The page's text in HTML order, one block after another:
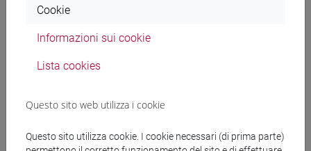
percorso comune
[FTR5] STORIA - Laurea
Mutua da
Cookie
Informazioni sui cookie
Lista cookies
Questo sito web utilizza i cookie
Questo sito utilizza cookie. I cookie necessari (di prima parte)